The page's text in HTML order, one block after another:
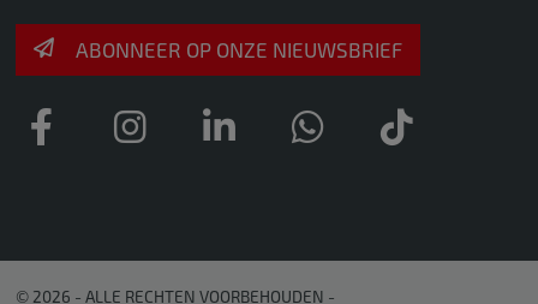
ABONNEER OP ONZE NIEUWSBRIEF
© 2026 - ALLE RECHTEN VOORBEHOUDEN